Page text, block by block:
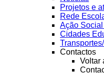
Projetos e
Rede
Ação
Cidades
Contactos
Voltar